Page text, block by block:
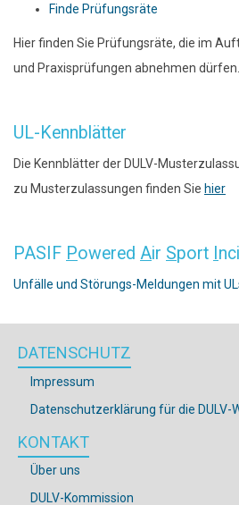
Finde Prüfungsräte
Hier finden Sie Prüfungsräte, die im
und Praxisprüfungen abnehmen dürfen.
UL-Kennblätter
Die Kennblätter der DULV-
zu Musterzulassungen finden Sie hier
PASIF Powered Air Sport
Unfälle und Störungs-Meldungen mit
DATENSCHUTZ
Impressum
Datenschutzerklärung für die DULV-
KONTAKT
Über uns
DULV-Kommission